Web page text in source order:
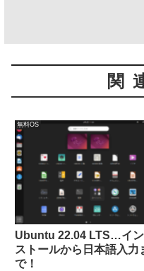
関
無料OS
Ubuntu 22.04 LTS…イン
ストールから日本語入力
で！